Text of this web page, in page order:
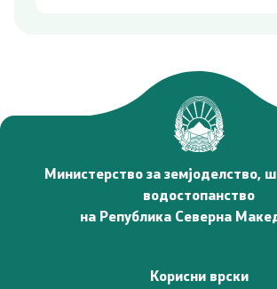
Министерство за земјоделство,
водостопанство
на Република Северна
Корисни врски